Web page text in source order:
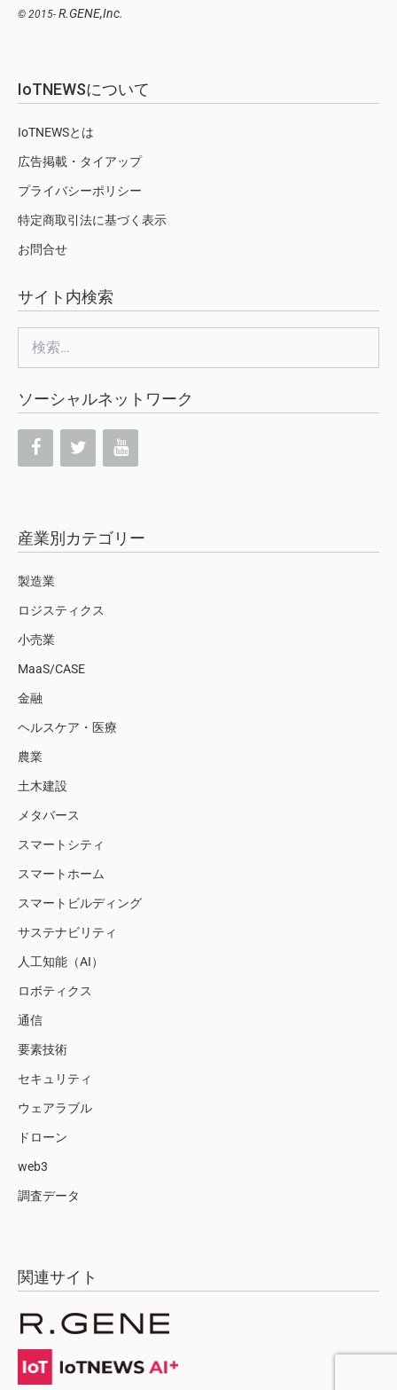
© 2015- R.GENE,Inc.
IoTNEWSについて
IoTNEWSとは
広告掲載・タイアップ
プライバシーポリシー
特定商取引法に基づく表示
お問合せ
サイト内検索
索:
ソーシャルネットワーク
産業別カテゴリー
製造業
ロジスティクス
小売業
MaaS/CASE
金融
ヘルスケア・医療
農業
土木建設
メタバース
スマートシティ
スマートホーム
スマートビルディング
サステナビリティ
人工知能（AI）
ロボティクス
通信
要素技術
セキュリティ
ウェアラブル
ドローン
web3
調査データ
関連サイト